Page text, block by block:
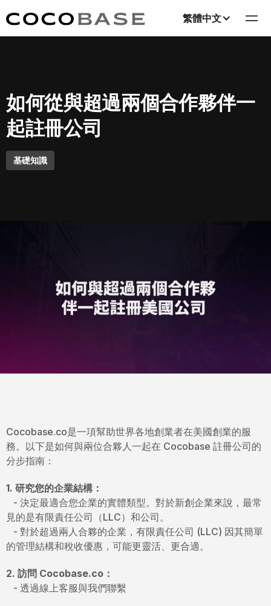
繁體中文
如何從與超過兩個合作夥伴一
起註冊公司
基礎知識
Cocobase.co是一項幫助世界各地創業者在美國創業的服
務。以下是如何與兩位合夥人一起在 Cocobase 註冊公司的
分步指南：
1. 研究您的企業結構：
- 決定最適合您企業的實體類型。對於新創企業來說，最常
見的是有限責任公司（LLC）和公司。
- 對於超過兩人合夥的企業，有限責任公司 (LLC) 因其簡單
的管理結構和稅收優惠，可能更靈活、更合適。
2. 訪問 Cocobase.co：
- 透過線上客服與我們聯繫